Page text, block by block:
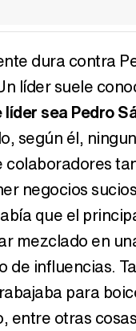
dura contra
líder suele
sea Pedro
según él,
negocios
que el
mezclado en
influencias.
para
entre otras